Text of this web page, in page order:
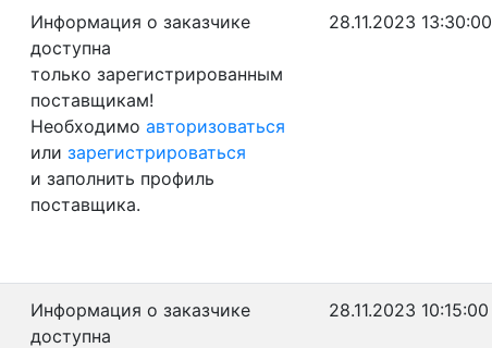
Информация о заказчике
доступна
только зарегистрированным
поставщикам!
Необходимо авторизоваться
или зарегистрироваться
и заполнить профиль
поставщика.
28.11.2023 13:30:00
Информация о заказчике
доступна
28.11.2023 10:15:00